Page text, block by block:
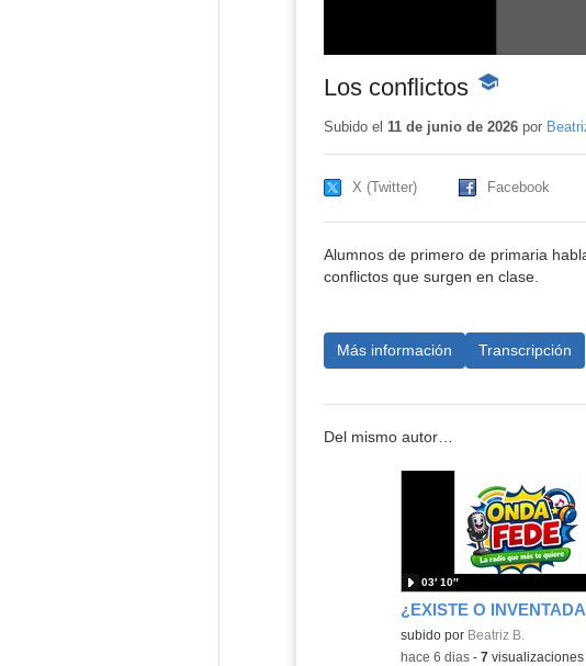
Los conflictos -
educativo
Subido el 11 de junio de 2026por
X (Twitter) Facebook
Alumnos de primero de primaria
conflictos que surgen en clase.
Más información Transcripción
Del mismo autor…
¿EXISTE O
Contenido educativo.
subido por Beatriz B.
03′ 10″
-hace 6 dias- 7 visualizaciones